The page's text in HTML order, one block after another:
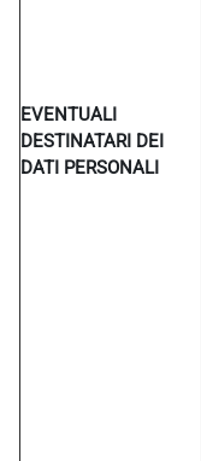
EVENTUALI
DESTINATARI DEI
DATI PERSONALI